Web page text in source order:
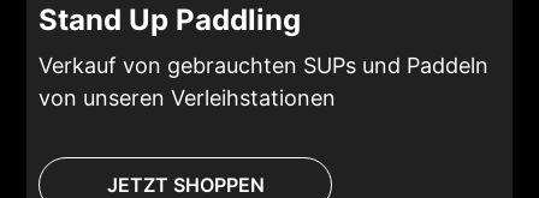
Stand Up Paddling
Verkauf von gebrauchten SUPs und Paddeln
von unseren Verleihstationen
JETZT SHOPPEN